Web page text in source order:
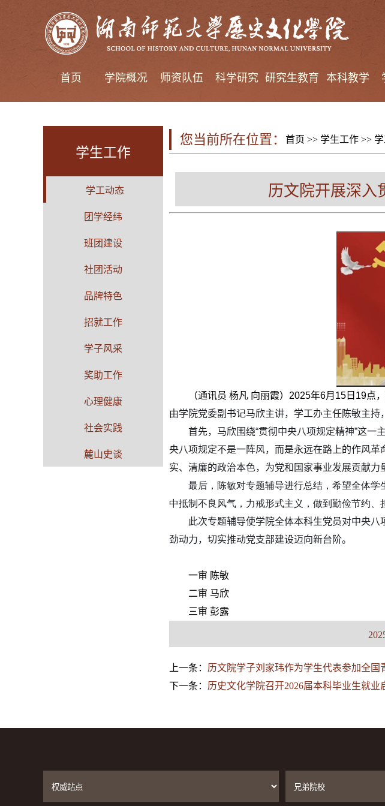
首页 学院概况 师资队伍 科学研究 研究生教育 本科教学
学生工作
学工动态
团学经纬
班团建设
社团活动
品牌特色
招就工作
学子风采
奖助工作
心理健康
社会实践
麓山史谈
您当前所在位置： 首页 >> 学生工作 >>
历文院开展深入
（通讯员 杨凡 向丽霞） 2025年6月 15 日 19点
由学院党委副书记马欣主讲，学工办主任陈敏主持
首先，马欣围绕“贯彻中央八项规定精神”这
央八项规定不是一阵风，而是永远在路上的作风
实、清廉的政治本色，为党和国家事业发展贡献力
最后，陈敏对专题辅导进行总结，希望全体
中抵制不良风气，力戒形式主义，做到勤俭节约、
此次专题辅导使学院全体本科生党员对中央
劲动力，切实推动党支部建设迈向新台阶。
一审 陈敏
二审 马欣
三审 彭露
上一条： 历文院学子刘家玮作为学生代表参加全
下一条： 历史文化学院召开2026届本科毕业生就业